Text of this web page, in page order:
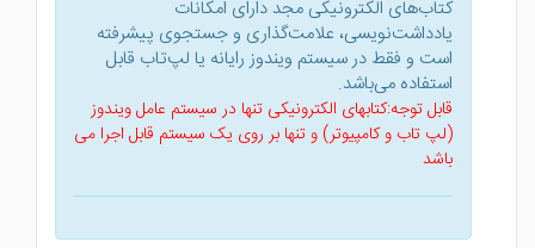
کتاب‌های الکترونیکی مجد دارای امکانات
یادداشت‌نویسی، علامت‌گذاری و جستجوی پیشرفته
است و فقط در سیستم ویندوز رایانه یا لپ‌تاب قابل
استفاده می‌باشد.
قابل توجه:کتابهای الکترونیکی تنها در سیستم عامل ویندوز
(لپ تاب و کامپیوتر) و تنها بر روی یک سیستم قابل اجرا می
باشد